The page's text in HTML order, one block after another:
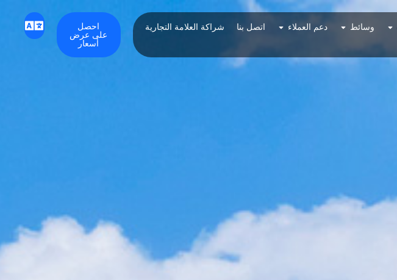
وسائط دعم العملاء اتصل بنا شراكة العلامة التجارية احصل
على عرض
أسعار